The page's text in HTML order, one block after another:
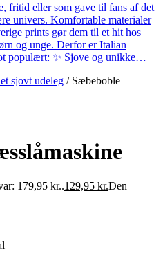
fritid eller som gave til fans af det
univers. Komfortable materialer
prints gør dem til et hit hos
og unge. Derfor er Italian
populært: ✨ Sjove og unikke…
sjovt udeleg / Sæbeboble
179,95 kr..129,95 kr.Den